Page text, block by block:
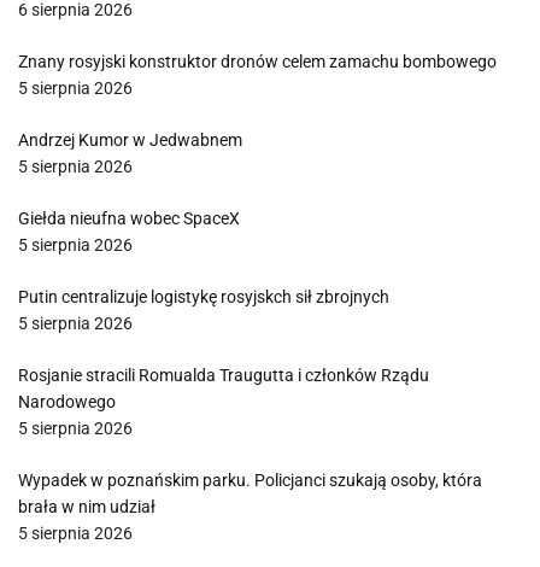
6 sierpnia 2026
Znany rosyjski konstruktor dronów celem zamachu bombowego
5 sierpnia 2026
Andrzej Kumor w Jedwabnem
5 sierpnia 2026
Giełda nieufna wobec SpaceX
5 sierpnia 2026
Putin centralizuje logistykę rosyjskch sił zbrojnych
5 sierpnia 2026
Rosjanie stracili Romualda Traugutta i członków Rządu
Narodowego
5 sierpnia 2026
Wypadek w poznańskim parku. Policjanci szukają osoby, która
brała w nim udział
5 sierpnia 2026